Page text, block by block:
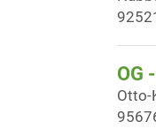
OG
Otto-